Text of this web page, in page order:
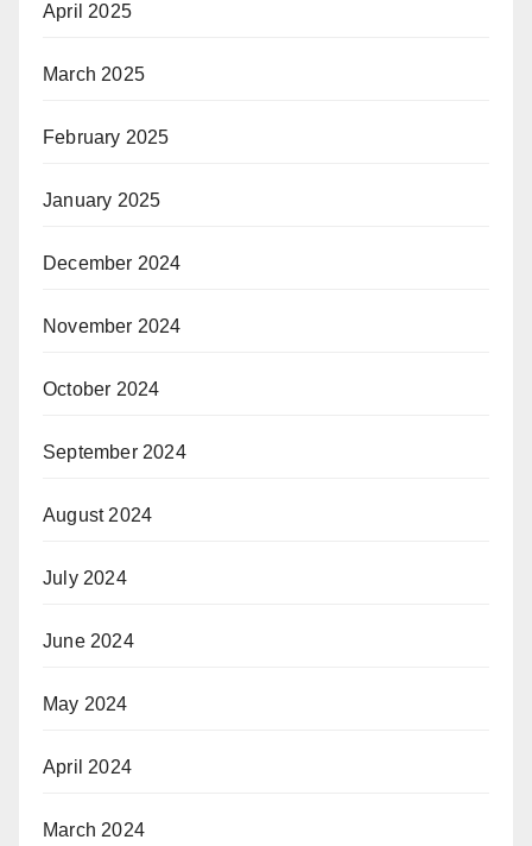
April 2025
March 2025
February 2025
January 2025
December 2024
November 2024
October 2024
September 2024
August 2024
July 2024
June 2024
May 2024
April 2024
March 2024